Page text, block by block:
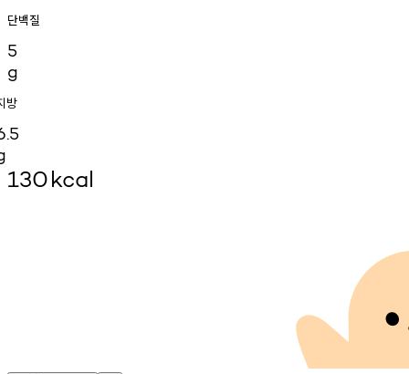
단백질
5
g
방
130kcal